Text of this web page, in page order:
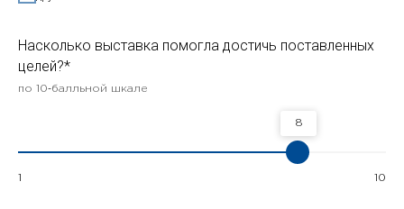
Насколько выставка помогла достичь поставленных
целей?*
по 10‑балльной шкале
8
1 10